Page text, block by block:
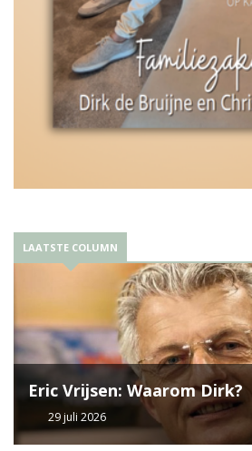
LAATSTE COLUMN
Eric Vrijsen: Waarom Dirk?
29 juli 2026